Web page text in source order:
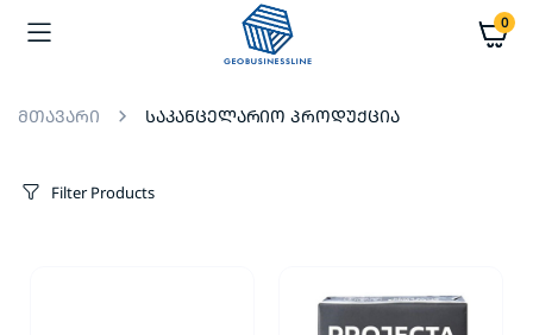
0
მთავარი საკანცელარიო პროდუქცია
Filter Products